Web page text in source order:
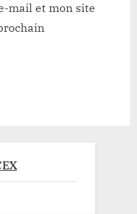
mail et mon site